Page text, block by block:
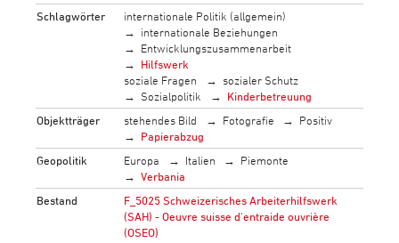
Schlagwörter
internationale Politik (allgemein)
internationale Beziehungen
Entwicklungszusammenarbeit
Hilfswerk
soziale Fragen
sozialer Schutz
Sozialpolitik
Kinderbetreuung
Objektträger
stehendes Bild Fotografie
Positiv
Papierabzug
Geopolitik
Europa Italien
Piemonte
Verbania
Bestand
F_5025 Schweizerisches Arbeiterhilfswerk
(SAH) - Oeuvre suisse d'entraide ouvrière
(OSEO)